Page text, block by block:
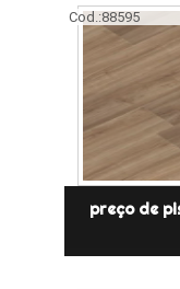
Cod.:88595
preço de